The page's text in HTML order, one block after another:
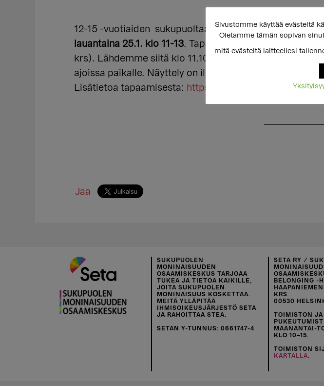
12-15 -vuotiaiden sukupuoltaan pohtivien tai
lauantaina 25.1. klo 11-13. Tapaamme klo 11.00
krs). Lähdemme siitä klo 11.10
-
ajoissa paikalle. Näyttely on ilmainen.
Lisätietoa tapaamisesta: https://
Jaa
SUKUPUOLEN
MONINAISUUDEN
OSAAMISKESKUS TARJOAA
TUKEA JA TIETOA KAIKILLE,
JOITA SUKUPUOLEN
MONINAISUUS KOSKETTAA.
MEITÄ YLLÄPITÄÄ
IHMISOIKEUSJÄRJESTÖ SETA
JA RAHOITTAA STEA.
SETAN Y-TUNNUS: 0661747-4
SETA RY /
BELONGING -
KRS
00530
TOIMISTON JA
MAANANTAI-
KLO 10–15.
TOIMISTON
KARTALLA.
Sivustomme käyttää evästeitä
Oletamme tämän sopivan
mitä evästeitä laitteellesi